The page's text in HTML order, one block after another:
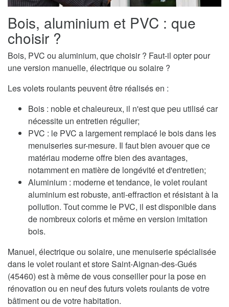
Bois, aluminium et PVC : que
choisir ?
Bois, PVC ou aluminium, que choisir ? Faut-il opter pour
une version manuelle, électrique ou solaire ?
Les volets roulants peuvent être réalisés en :
Bois : noble et chaleureux, il n'est que peu utilisé car
nécessite un entretien régulier;
PVC : le PVC a largement remplacé le bois dans les
menuiseries sur-mesure. Il faut bien avouer que ce
matériau moderne offre bien des avantages,
notamment en matière de longévité et d'entretien;
Aluminium : moderne et tendance, le volet roulant
aluminium est robuste, anti-effraction et résistant à la
pollution. Tout comme le PVC, il est disponible dans
de nombreux coloris et même en version imitation
bois.
Manuel, électrique ou solaire, une menuiserie spécialisée
dans le volet roulant et store Saint-Aignan-des-Gués
(45460) est à même de vous conseiller pour la pose en
rénovation ou en neuf des futurs volets roulants de votre
bâtiment ou de votre habitation.